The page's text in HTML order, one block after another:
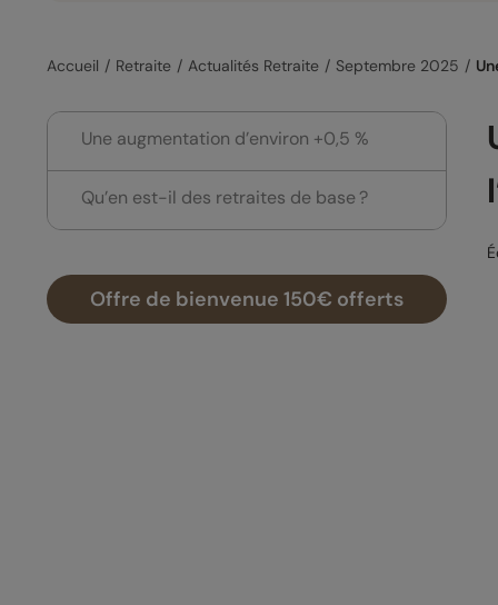
Accueil Retraite Actualités Retraite Septembre 2025
Une augmentation d’environ +0,5 %
Qu’en est-il des retraites de base ?
Offre de bienvenue 150€ offerts